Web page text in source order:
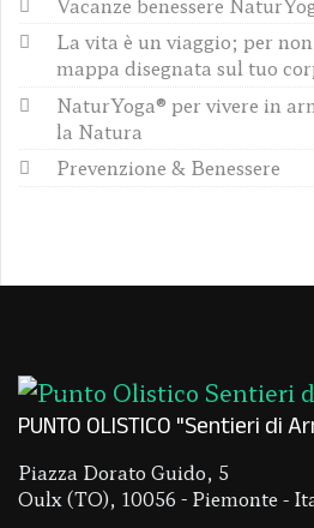
La vita è un viaggio; per
mappa disegnata sul tuo
NaturYoga® per vivere in
la Natura
Prevenzione & Benessere
PUNTO OLISTICO "Sentieri di
Piazza Dorato Guido, 5
Oulx (TO), 10056 - Piemonte -